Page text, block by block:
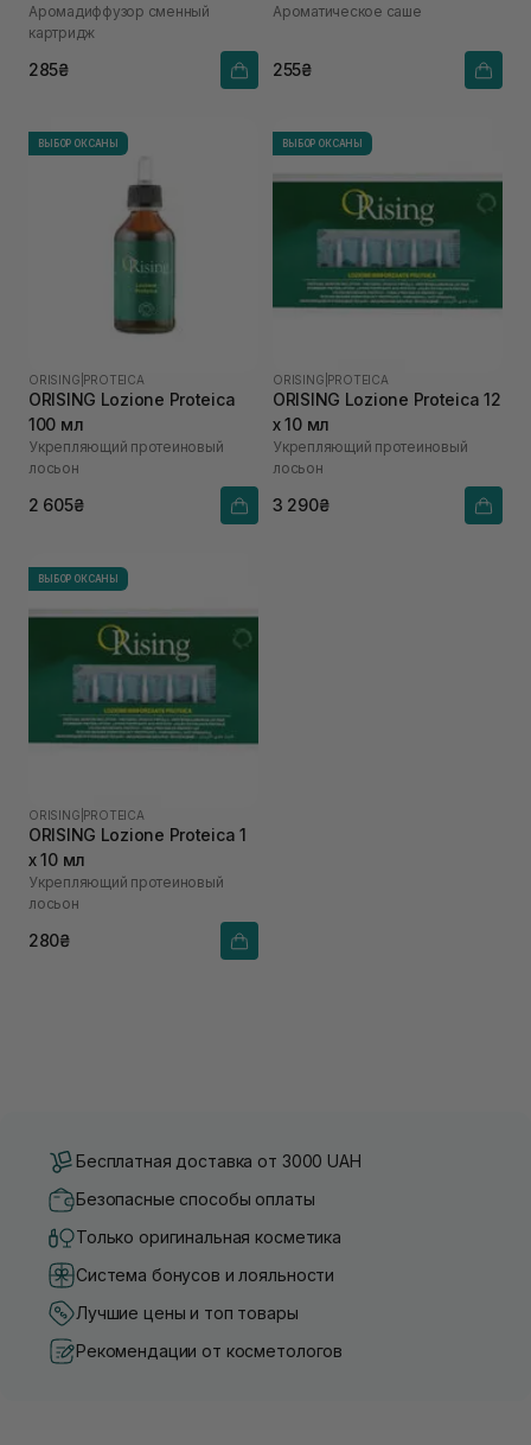
Аромадиффузор сменный
картридж
285₴
Ароматическое саше
255₴
ВЫБОР ОКСАНЫ
ORISING PROTEICA
ORISING Lozione Proteica
100 мл
Укрепляющий протеиновый
лосьон
2 605₴
ВЫБОР ОКСАНЫ
ORISING PROTEICA
ORISING Lozione Proteica 12
х 10 мл
Укрепляющий протеиновый
лосьон
3 290₴
ВЫБОР ОКСАНЫ
ORISING PROTEICA
ORISING Lozione Proteica 1
х 10 мл
Укрепляющий протеиновый
лосьон
280₴
Бесплатная доставка от 3000 UAH
Безопасные способы оплаты
Только оригинальная косметика
Система бонусов и лояльности
Лучшие цены и топ товары
Рекомендации от косметологов